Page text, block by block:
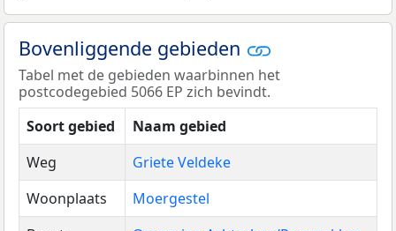
Bovenliggende gebieden
Tabel met de gebieden waarbinnen het
postcodegebied 5066 EP zich bevindt.
Soort gebied
Naam gebied
Weg
Griete Veldeke
Woonplaats
Moergestel